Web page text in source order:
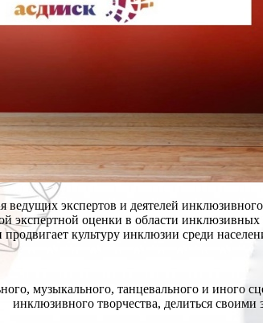
экспертов и деятелей
экспертной оценки в области
культуру инклюзии среди
музыкального, танцевального и иного
инклюзивного творчества, делиться своими